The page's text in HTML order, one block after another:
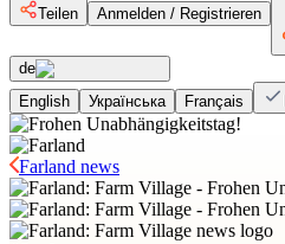
Teilen
Anmelden / Registrieren
de
English
Українська Français
Farland news